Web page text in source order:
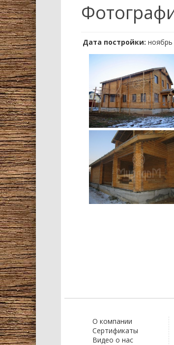
Дата постройки: ноябрь
О компании
Сертификаты
Видео о нас